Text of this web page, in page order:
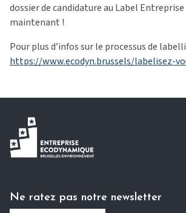
dossier de candidature au Label Entreprise
maintenant !
Pour plus d’infos sur le processus de
https://www.ecodyn.brussels/labelisez-
Ne ratez pas notre newsletter